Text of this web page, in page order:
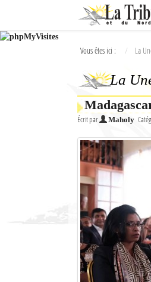
Ok
L'actualité à Diego Suarez
Vous êtes ici : La
La
Écrit par Maholy